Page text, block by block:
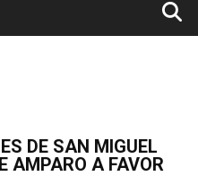
DE SAN MIGUEL
AMPARO A FAVOR